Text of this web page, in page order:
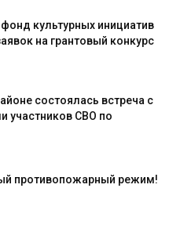
культурных инициатив
на грантовый конкурс
состоялась встреча с
участников СВО по
противопожарный режим!